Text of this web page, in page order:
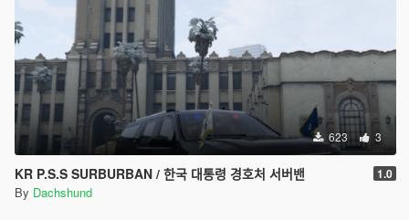
623 3
KR P.S.S SURBURBAN / 한국 대통령 경호처 서버밴 1.0
By Dachshund